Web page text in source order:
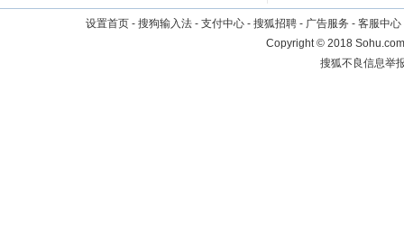
设置首页 - 搜狗输入法 - 支付中心 - 搜狐招聘 - 广告服务 - 客服中心
Copyright©2018
搜狐不良信息举